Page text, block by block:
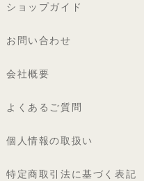
ショップガイド
お問い合わせ
会社概要
よくあるご質問
個人情報の取扱い
特定商取引法に基づく表記